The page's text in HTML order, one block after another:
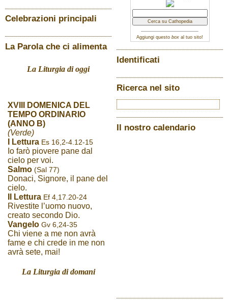
Celebrazioni principali
La Parola che ci alimenta
La Liturgia di oggi
XVIII DOMENICA DEL
TEMPO ORDINARIO
(ANNO B)
(Verde)
I Lettura Es 16,2-4.12-15
Io farò piovere pane dal
cielo per voi.
Salmo (Sal 77)
Donaci, Signore, il pane del
cielo.
II Lettura Ef 4,17.20-24
Rivestite l’uomo nuovo,
creato secondo Dio.
Vangelo Gv 6,24-35
Chi viene a me non avrà
fame e chi crede in me non
avrà sete, mai!
La Liturgia di domani
Aggiungi questo box al tuo sito!
Identificati
Ricerca nel sito
Il nostro calendario